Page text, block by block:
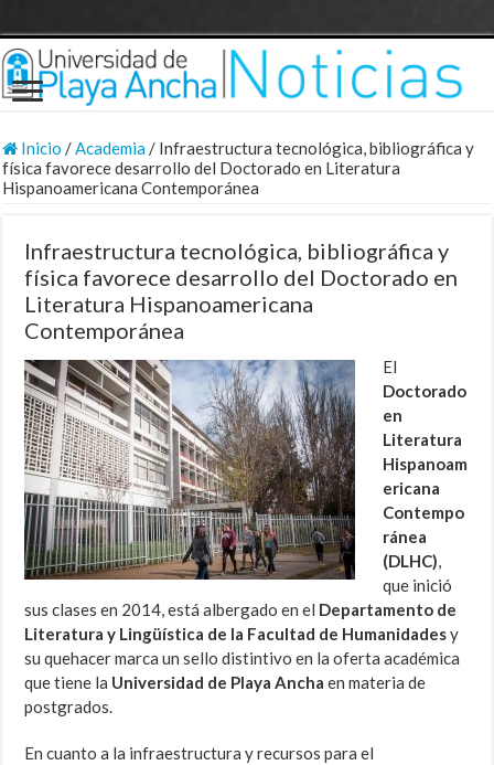
Inicio /Academia/ Infraestructura tecnológica, bibliográfica y
física favorece desarrollo del Doctorado en Literatura
Hispanoamericana Contemporánea
Infraestructura tecnológica, bibliográfica y
física favorece desarrollo del Doctorado en
Literatura Hispanoamericana
Contemporánea
El
Doctorado
en
Literatura
Hispanoam
ericana
Contempo
ránea
(DLHC),
que inició
sus clases en 2014, está albergado en el Departamento de
Literatura y Lingüística de la Facultad de Humanidadesy
su quehacer marca un sello distintivo en la oferta académica
que tiene la Universidad de Playa Ancha en materia de
postgrados.
En cuanto a la infraestructura y recursos para el